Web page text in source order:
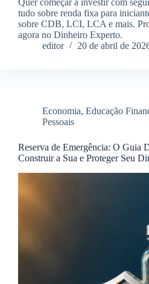
Quer começar a investir com
tudo sobre renda fixa para
sobre CDB, LCI, LCA e mais.
agora no Dinheiro Experto.
editor
20 de abril de
Economia, Educação
Pessoais
Reserva de Emergência: O Guia
Construir a Sua e Proteger Seu